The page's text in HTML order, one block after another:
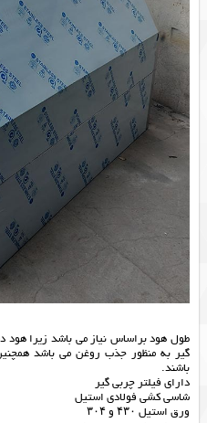
طول هود براساس نیاز می باشد زیرا هود
گیر به منظور جذب روغن می باشد
باشند.
دارای فیلتر چربی گیر
شاسی کشی فولادی استیل
ورق استیل ۴۳۰ و ۳۰۴